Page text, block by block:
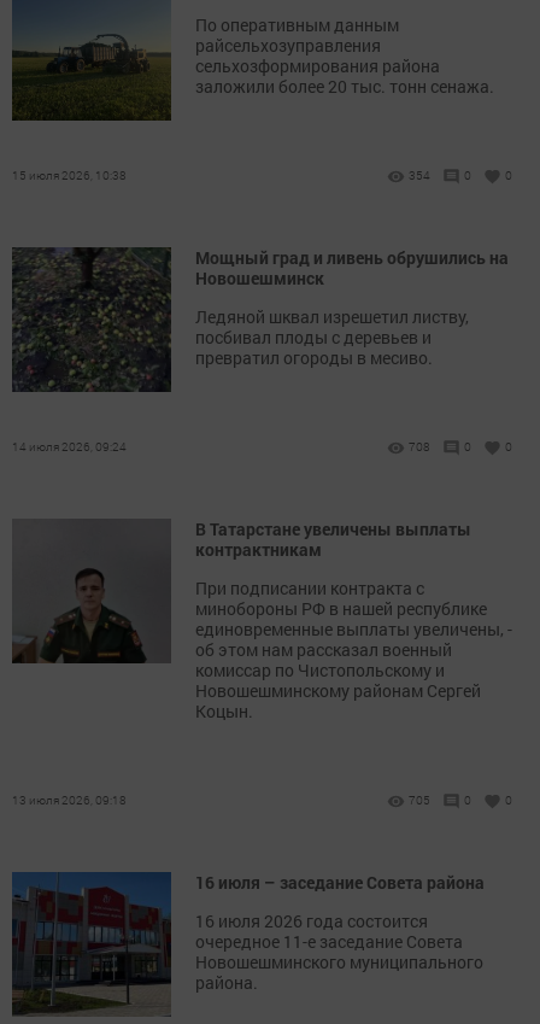
По оперативным данным
райсельхозуправления
сельхозформирования района
заложили более 20 тыс. тонн сенажа.
15 июля 2026, 10:38 354 0 0
Мощный град и ливень обрушились на
Новошешминск
Ледяной шквал изрешетил листву,
посбивал плоды с деревьев и
превратил огороды в месиво.
14 июля 2026, 09:24 708 0 0
В Татарстане увеличены выплаты
контрактникам
При подписании контракта с
минобороны РФ в нашей республике
единовременные выплаты увеличены, -
об этом нам рассказал военный
комиссар по Чистопольскому и
Новошешминскому районам Сергей
Коцын.
13 июля 2026, 09:18 705 0 0
16 июля – заседание Совета района
16 июля 2026 года состоится
очередное 11-е заседание Совета
Новошешминского муниципального
района.